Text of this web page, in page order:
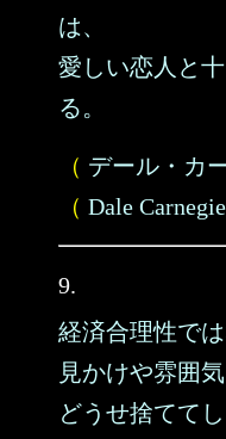
は、
愛しい恋人と
る。
（ デール・カ
（ Dale Carnegie
9.
経済合理性では
見かけや雰囲気
どうせ捨てて